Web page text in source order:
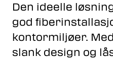
Den ideelle
god
kontormiljøer.
slank design og
Outlet
Kunnskapssenter